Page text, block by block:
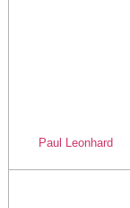
Paul Leonhard